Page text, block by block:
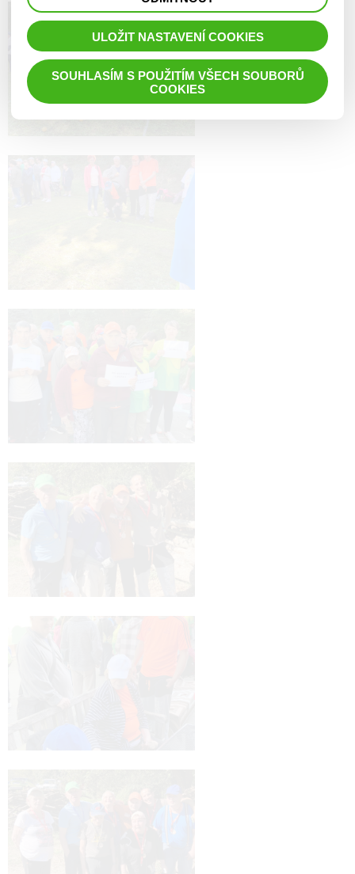
prohlížené zboží apod.
ULOŽIT NASTAVENÍ COOKIES
SOUHLASÍM S POUŽITÍM VŠECH SOUBORŮ
COOKIES